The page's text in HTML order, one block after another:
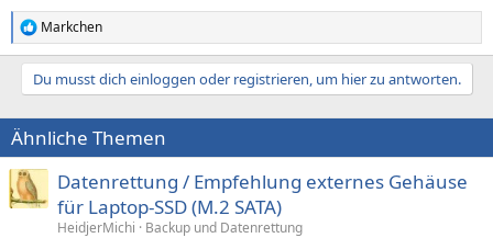
R
e
a
i
o
n
e
n
:
Markchen
Du musst dich einloggen oder registrieren, um hier zu antworten.
Ähnliche Themen
Datenrettung / Empfehlung externes Gehäuse
für Laptop-SSD (M.2 SATA)
HeidjerMichi
Backup und Datenrettung